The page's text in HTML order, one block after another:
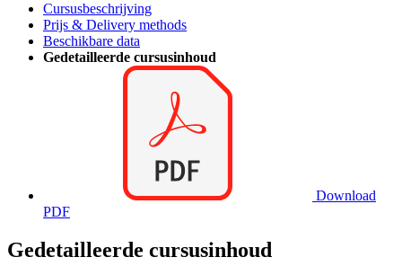
Cursusbeschrijving
Prijs & Delivery methods
Beschikbare data
Gedetailleerde cursusinhoud
Download
PDF
Gedetailleerde cursusinhoud